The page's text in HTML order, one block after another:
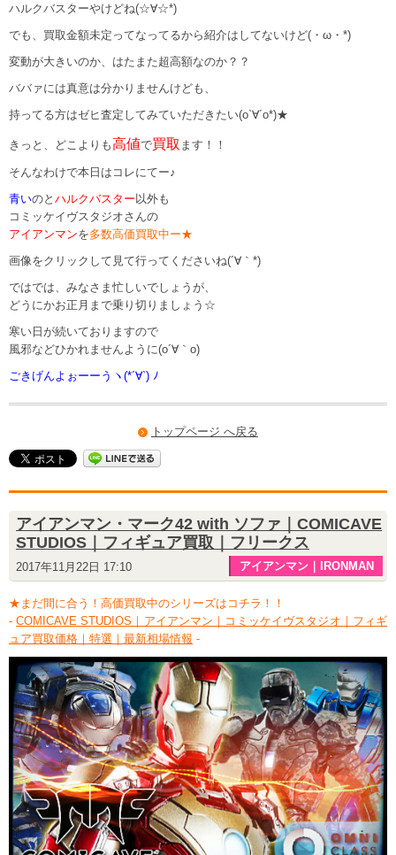
ハルクバスターやけどね(☆∀☆*)
でも、買取金額未定ってなってるから紹介はしてないけど(・ω・*)
変動が大きいのか、はたまた超高額なのか？？
ババァには真意は分かりませんけども、
持ってる方はゼヒ査定してみていただきたい(o`∀´o*)★
きっと、どこよりも高値で買取 ます！！
そんなわけで本日はコレにてー♪
青いのと ハルクバスター以外も
コミッケイヴスタジオさんの
アイアンマンを多数高価買取中ー★
画像をクリックして見て行ってくださいね(´∀｀*)
ではでは、みなさま忙しいでしょうが、
どうにかお正月まで乗り切りましょう☆
寒い日が続いておりますので
風邪などひかれませんように(o´∀｀o)
ごきげんよぉーーうヽ(*´∀`) ﾉ
トップページ へ戻る
アイアンマン・マーク42 with ソファ｜COMICAVE
STUDIOS｜フィギュア買取｜フリークス
2017年11月22日 17:10 アイアンマン｜IRONMAN
★まだ間に合う！高価買取中のシリーズはコチラ！！
-COMICAVE STUDIOS｜アイアンマン｜コミッケイヴスタジオ｜フィギ
ュア買取価格｜特選｜最新相場情報 -